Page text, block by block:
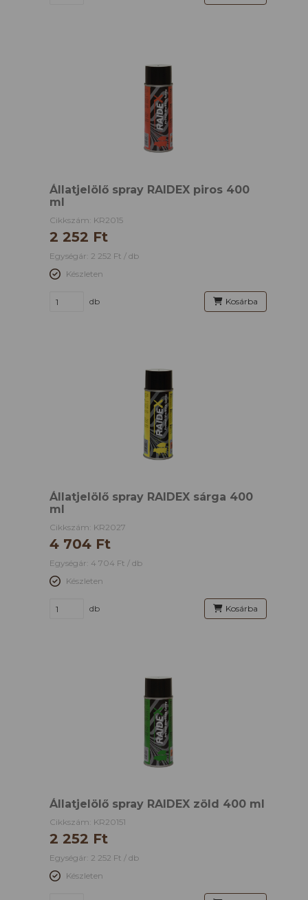
Állatjelölő spray RAIDEX piros 400
ml
Cikkszám: KR2015
2 252 Ft
Egységár: 2 252 Ft / db
Készleten
db Kosárba
Állatjelölő spray RAIDEX sárga 400
ml
Cikkszám: KR2027
4 704 Ft
Egységár: 4 704 Ft / db
Készleten
db Kosárba
Állatjelölő spray RAIDEX zöld 400 ml
Cikkszám: KR20151
2 252 Ft
Egységár: 2 252 Ft / db
Készleten